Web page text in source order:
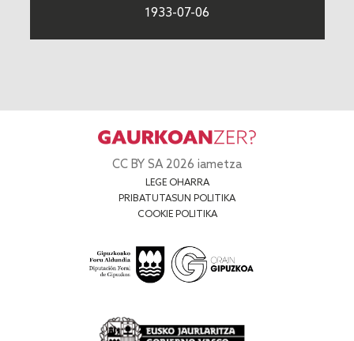
1933-07-06
CC BY SA 2026 iametza
LEGE OHARRA
PRIBATUTASUN POLITIKA
COOKIE POLITIKA